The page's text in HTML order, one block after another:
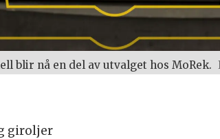
blir nå en del av utvalget hos MoRek.
giroljer